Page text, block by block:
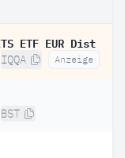
ETF EUR Dist
IQQA Anzeige
BST